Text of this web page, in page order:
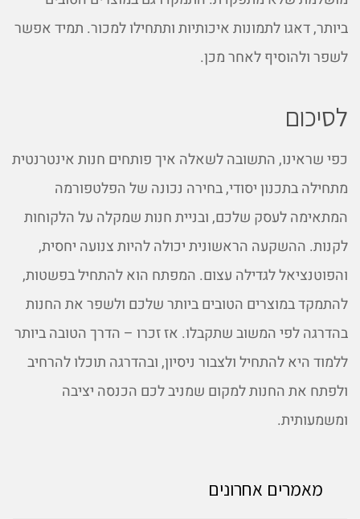
ביותר, דאגו לתמונות איכותיות ותתחילו למכור. תמיד אפשר
לשפר ולהוסיף לאחר מכן.
לסיכום
כפי שראינו, התשובה לשאלה איך פותחים חנות אינטרנטית
מתחילה בתכנון יסודי, בחירה נכונה של הפלטפורמה
המתאימה לעסק שלכם, ובניית חנות שמקלה על הלקוחות
לקנות. ההשקעה הראשונית יכולה להיות צנועה יחסית,
והפוטנציאל לגדילה עצום. המפתח הוא להתחיל בפשטות,
להתמקד במוצרים הטובים ביותר שלכם ולשפר את החנות
בהדרגה לפי המשוב שתקבלו. אז זכרו – הדרך הטובה ביותר
ללמוד היא להתחיל ולצבור ניסיון, ובהדרגה תוכלו להרחיב
ולפתח את החנות למקום שמניב לכם הכנסה יציבה
ומשמעותית.
מאמרים אחרונים